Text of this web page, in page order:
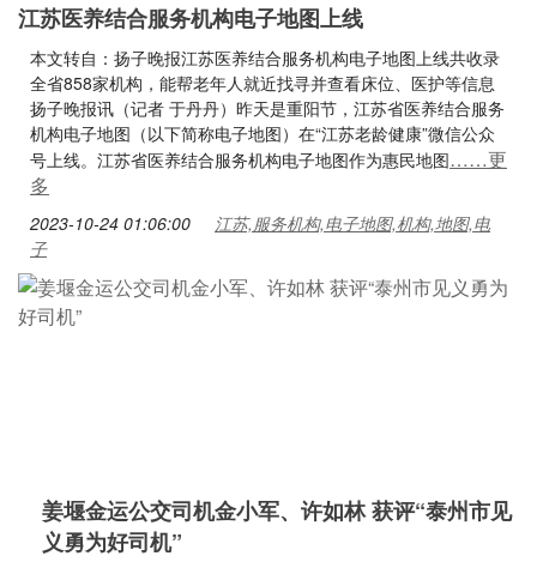
江苏医养结合服务机构电子地图上线
本文转自：扬子晚报江苏医养结合服务机构电子地图上线共收录
全省858家机构，能帮老年人就近找寻并查看床位、医护等信息
扬子晚报讯（记者 于丹丹）昨天是重阳节，江苏省医养结合服务
机构电子地图（以下简称电子地图）在“江苏老龄健康”微信公众
号上线。江苏省医养结合服务机构电子地图作为惠民地图……更
多
2023-10-24 01:06:00
江苏,服务机构,电子地图,机构,地图,电
子
姜堰金运公交司机金小军、许如林 获评“泰州市见
义勇为好司机”